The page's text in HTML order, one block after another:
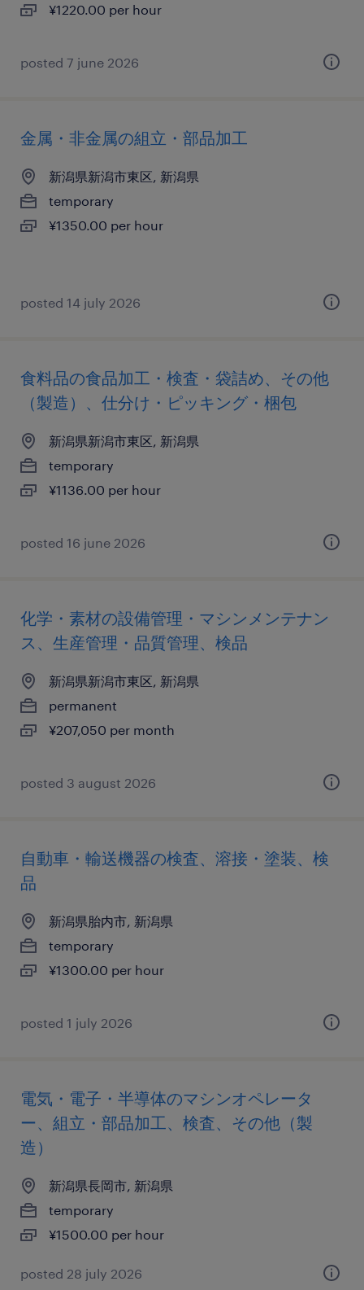
¥1220.00 per hour
posted 7 june 2026
金属・非金属の組立・部品加工
新潟県新潟市東区, 新潟県
temporary
¥1350.00 per hour
posted 14 july 2026
食料品の食品加工・検査・袋詰め、その他
（製造）、仕分け・ピッキング・梱包
新潟県新潟市東区, 新潟県
temporary
¥1136.00 per hour
posted 16 june 2026
化学・素材の設備管理・マシンメンテナン
ス、生産管理・品質管理、検品
新潟県新潟市東区, 新潟県
permanent
¥207,050 per month
posted 3 august 2026
自動車・輸送機器の検査、溶接・塗装、検
品
新潟県胎内市, 新潟県
temporary
¥1300.00 per hour
posted 1 july 2026
電気・電子・半導体のマシンオペレータ
ー、組立・部品加工、検査、その他（製
造）
新潟県長岡市, 新潟県
temporary
¥1500.00 per hour
posted 28 july 2026